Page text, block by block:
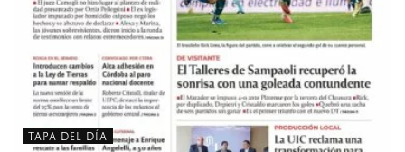
TAPA DEL DÍA